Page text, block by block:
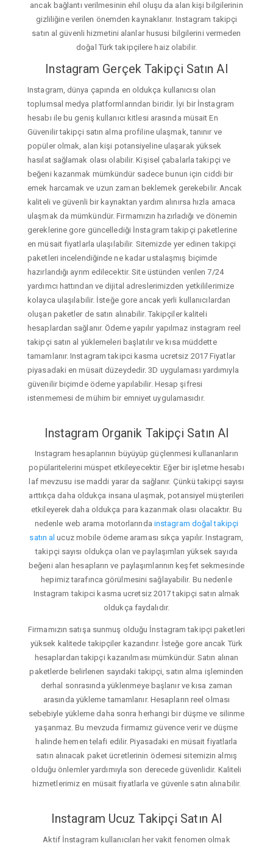
ancak bağlantı verilmesinin ehil oluşu da alan kişi bilgilerinin
gizliliğine verilen önemden kaynaklanır. Instagram takipçi
satın al güvenli hizmetini alanlar hususi bilgilerini vermeden
doğal Türk takipçilere haiz olabilir.
Instagram Gerçek Takipçi Satın Al
Instagram, dünya çapında en oldukça kullanıcısı olan
toplumsal medya platformlarından biridir. İyi bir İnstagram
hesabı ile bu geniş kullanıcı kitlesi arasında müsait En
Güvenilir takipçi satın alma profiline ulaşmak, tanınır ve
popüler olmak, alan kişi potansiyeline ulaşarak yüksek
hasılat sağlamak olası olabilir. Kişisel çabalarla takipçi ve
beğeni kazanmak mümkündür sadece bunun için ciddi bir
emek harcamak ve uzun zaman beklemek gerekebilir. Ancak
kaliteli ve güvenli bir kaynaktan yardım alınırsa hızla amaca
ulaşmak da mümkündür. Firmamızın hazırladığı ve dönemin
gereklerine gore güncellediği İnstagram takipçi paketlerine
en müsait fiyatlarla ulaşılabilir. Sitemizde yer edinen takipçi
paketleri incelendiğinde ne kadar ustalaşmış biçimde
hazırlandığı ayrım edilecektir. Site üstünden verilen 7/24
yardımcı hattından ve dijital adreslerimizden yetkililerimize
kolayca ulaşılabilir. İsteğe gore ancak yerli kullanıcılardan
oluşan paketler de satın alınabilir. Takipçiler kaliteli
hesaplardan sağlanır. Ödeme yapılır yapılmaz instagram reel
takipçi satın al yüklemeleri başlatılır ve kısa müddette
tamamlanır. Instagram takipci kasma ucretsiz 2017 Fiyatlar
piyasadaki en müsait düzeydedir. 3D uygulaması yardımıyla
güvenilir biçimde ödeme yapılabilir. Hesap şifresi
istenmemesi de mühim bir emniyet uygulamasıdır.
Instagram Organik Takipçi Satın Al
Instagram hesaplarının büyüyüp güçlenmesi kullananların
popülaritelerini müspet etkileyecektir. Eğer bir işletme hesabı
laf mevzusu ise maddi yarar da sağlanır. Çünkü takipçi sayısı
arttıkça daha oldukça insana ulaşmak, potansiyel müşterileri
etkileyerek daha oldukça para kazanmak olası olacaktır. Bu
nedenle web arama motorlarında instagram doğal takipçi
satın al ucuz mobile ödeme araması sıkça yapılır. Instagram,
takipçi sayısı oldukça olan ve paylaşımları yüksek sayıda
beğeni alan hesapların ve paylaşımlarının keşfet sekmesinde
hepimiz tarafınca görülmesini sağlayabilir. Bu nedenle
Instagram takipci kasma ucretsiz 2017 takipçi satın almak
oldukça faydalıdır.
Firmamızın satışa sunmuş olduğu İnstagram takipçi paketleri
yüksek kalitede takipçiler kazandırır. İsteğe gore ancak Türk
hesaplardan takipçi kazanılması mümkündür. Satın alınan
paketlerde belirlenen sayıdaki takipçi, satın alma işleminden
derhal sonrasında yüklenmeye başlanır ve kısa zaman
arasında yükleme tamamlanır. Hesapların reel olması
sebebiyle yükleme daha sonra herhangi bir düşme ve silinme
yaşanmaz. Bu mevzuda firmamız güvence verir ve düşme
halinde hemen telafi edilir. Piyasadaki en müsait fiyatlarla
satın alınacak paket ücretlerinin ödemesi sitemizin almış
olduğu önlemler yardımıyla son derecede güvenlidir. Kaliteli
hizmetlerimiz en müsait fiyatlarla ve güvenle satın alınabilir.
Instagram Ucuz Takipçi Satın Al
Aktif İnstagram kullanıcıları her vakit fenomen olmak